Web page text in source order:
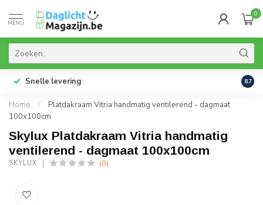
MENU
0
Snelle levering 99%
8.7
Home /
Platdakraam Vitria handmatig ventilerend - dagmaat
100x100cm
Skylux Platdakraam Vitria handmatig
ventilerend - dagmaat 100x100cm
SKYLUX (0)